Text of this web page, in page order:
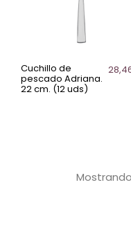
Cuchillo de
pescado Adriana.
22 cm. (12 uds)